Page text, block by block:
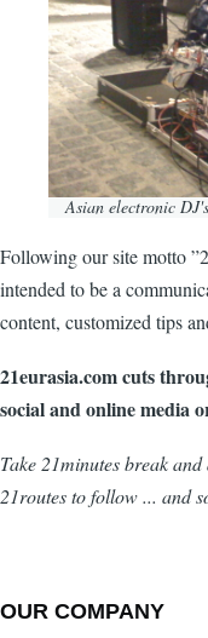
Asian electronic
Following our site motto
intended to be a
content, customized tips
21eurasia.com cuts
social and online media
Take 21minutes break
21routes to follow ... and
OUR COMPANY